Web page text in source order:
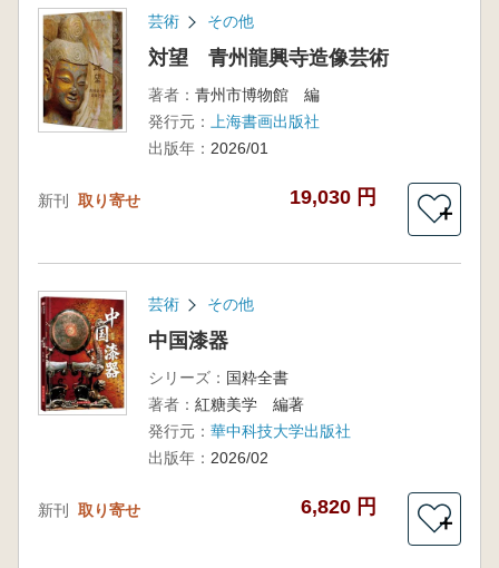
芸術 その他
対望 青州龍興寺造像芸術
著者： 青州市博物館 編
発行元：
上海書画出版社
出版年： 2026/01
新刊 取り寄せ 19,030 円
＋
芸術 その他
中国漆器
シリーズ： 国粋全書
著者： 紅糖美学 編著
発行元： 華中科技大学出版社
出版年： 2026/02
新刊 取り寄せ 6,820 円
＋